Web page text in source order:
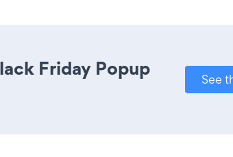
Friday Popup
See